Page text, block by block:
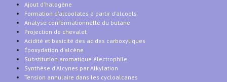
Ajout d'halogène
Formation d'alcoolates à partir d'alcools
Analyse conformationnelle du butane
Projection de chevalet
Acidité et basicité des acides carboxyliques
Époxydation d'alcène
Substitution aromatique électrophile
Synthèse d'Alcynes par Alkylation
Tension annulaire dans les cycloalcanes